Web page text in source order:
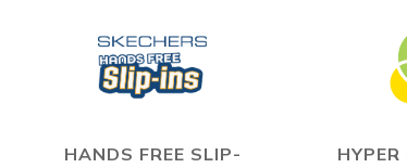
HANDS FREE SLIP-